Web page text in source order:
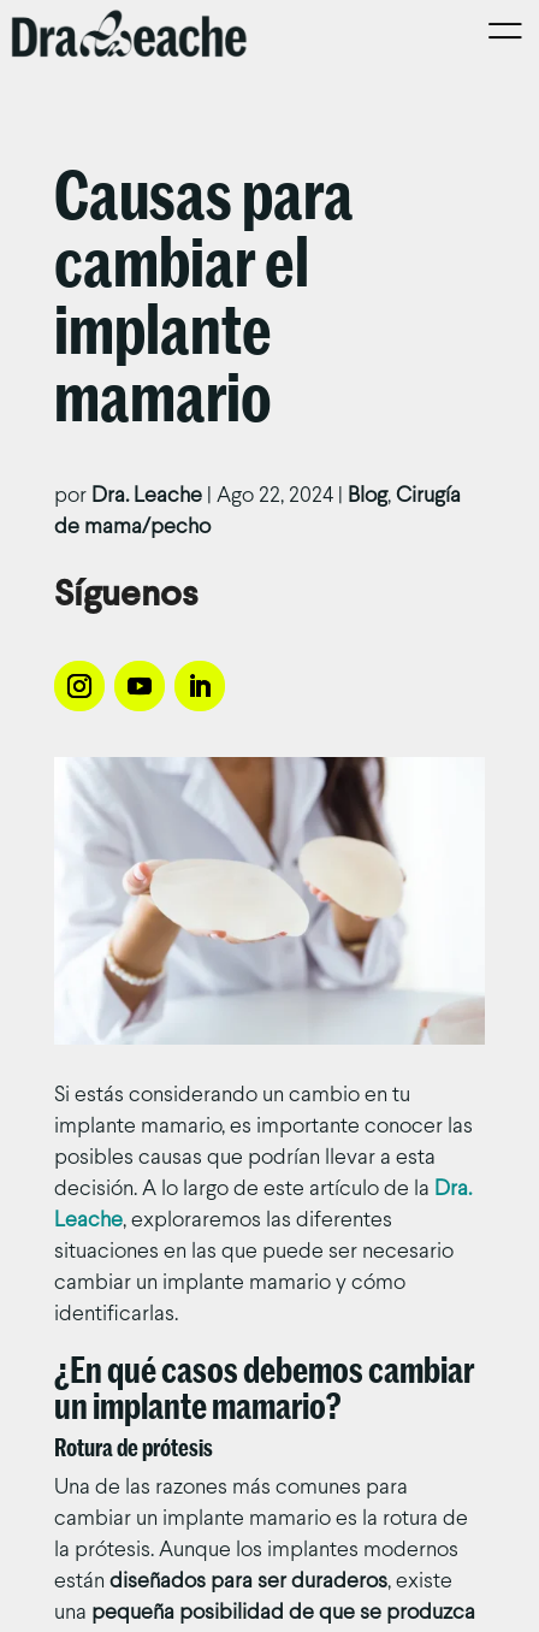
Causas para
cambiar el
implante
mamario
por Dra. Leache| Ago 22, 2024| Blog, Cirugía
de mama/pecho
Síguenos
Si estás considerando un cambio en tu
implante mamario, es importante conocer las
posibles causas que podrían llevar a esta
decisión. A lo largo de este artículo de la Dra.
Leache, exploraremos las diferentes
situaciones en las que puede ser necesario
cambiar un implante mamario y cómo
identificarlas.
¿En qué casos debemos cambiar
un implante mamario?
Rotura de prótesis
Una de las razones más comunes para
cambiar un implante mamario es la rotura de
la prótesis. Aunque los implantes modernos
están diseñados para ser duraderos, existe
una pequeña posibilidad de que se produzca